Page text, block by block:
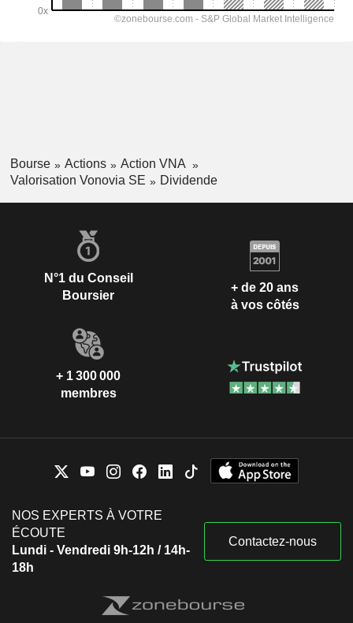
Bourse Actions
Action VNA
Valorisation Vonovia SE
Dividende
N°1 du Conseil
Boursier
+ de 20 ans
à vos côtés
+ 1 300 000
membres
NOS EXPERTS À VOTRE
ÉCOUTE
Lundi - Vendredi 9h-12h / 14h-
18h
Contactez-nous